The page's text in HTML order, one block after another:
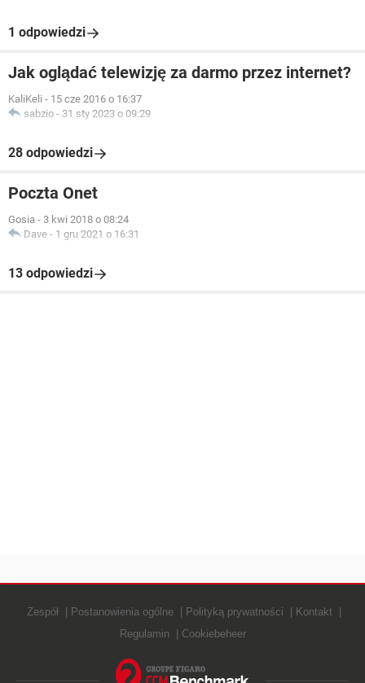
1 odpowiedzi
Jak oglądać telewizję za darmo przez internet?
KaliKeli - 15 cze 2016 o 16:37
sabzio - 31 sty 2023 o 09:29
28 odpowiedzi
Poczta Onet
Gosia - 3 kwi 2018 o 08:24
Dave - 1 gru 2021 o 16:31
13 odpowiedzi
Zespół Postanowienia ogólne Polityką prywatności
Kontakt
Regulamin
Cookiebeheer